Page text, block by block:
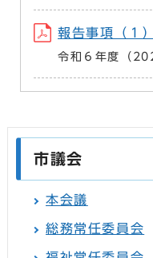
報告事項（１）
令和６年度（
市議会
本会議
総務常任委員会